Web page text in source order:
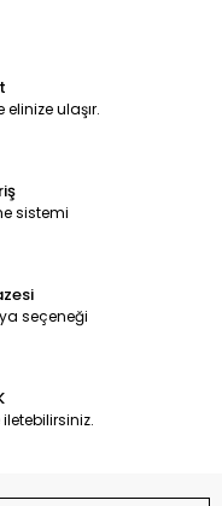
ulaşır.
sistemi
seçeneği